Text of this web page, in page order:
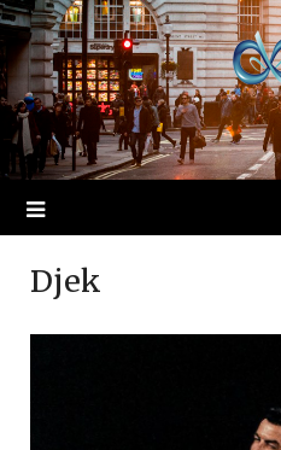
Djek